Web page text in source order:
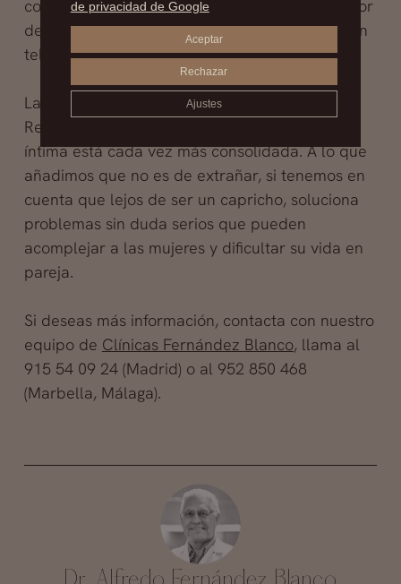
consiste en realizar un pequeño corte alrededor
de la corona y esconderlo, plegándolo como un
telescopio.
La Sociedad Española de Cirugía Plástica,
Reparadora y Estética asegura que la cirugía
íntima está cada vez más consolidada. A lo que
añadimos que no es de extrañar, si tenemos en
cuenta que lejos de ser un capricho, soluciona
problemas sin duda serios que pueden
acomplejar a las mujeres y dificultar su vida en
pareja.
Si deseas más información, contacta con nuestro
equipo de Clínicas Fernández Blanco, llama al
915 54 09 24 (Madrid) o al 952 850 468
(Marbella, Málaga).
de privacidad de Google
Aceptar
Rechazar
Ajustes